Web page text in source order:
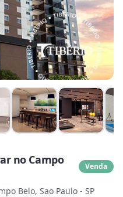
no Campo
Venda
Belo, Sao Paulo - SP